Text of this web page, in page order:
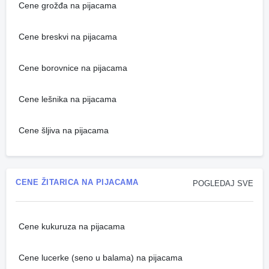
Cene grožđa na pijacama
Cene breskvi na pijacama
Cene borovnice na pijacama
Cene lešnika na pijacama
Cene šljiva na pijacama
POGLEDAJ SVE
CENE ŽITARICA NA PIJACAMA
Cene kukuruza na pijacama
Cene lucerke (seno u balama) na pijacama